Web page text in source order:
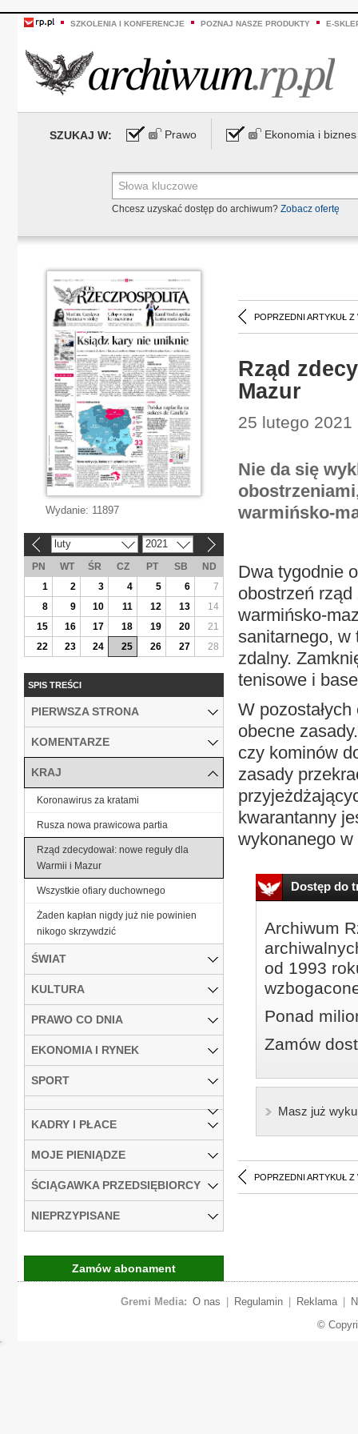
SZKOLENIA I KONFERENCJE POZNAJ NASZE PRODUKTY E-
SZUKAJ W: Prawo Ekonomia i biznes
Chcesz uzyskać dostęp do archiwum? Zobacz ofertę
POPRZEDNI ARTYKUŁ Z
Rząd
Mazur
25 lutego 2021
Nie da się
warmińsko-
Dwa tygodnie
obostrzeń
warmińsko-
sanitarnego, w
zdalny.
tenisowe i
W
obecne
czy kominów
zasady
kwarantanny
wykonanego w
Dostęp do
Archiwum
od 1993
Ponad
Zamów
Masz już
POPRZEDNI ARTYKUŁ Z
Wydanie: 11897
luty 2021
PN WT ŚR CZ PT SB
ND
1
2 3 4 5 6
7
8
9 10 11 12 13
14
15
16 17 18 19 20
21
22
23 24 25 26 27 28
SPIS TREŚCI
PIERWSZA STRONA
KOMENTARZE
KRAJ
Koronawirus za kratami
Rusza nowa prawicowa partia
Rząd zdecydował: nowe reguły dla
Warmii i Mazur
Wszystkie ofiary duchownego
Żaden kapłan nigdy już nie powinien
nikogo skrzywdzić
ŚWIAT
KULTURA
PRAWO CO DNIA
EKONOMIA I RYNEK
SPORT
KADRY I PŁACE
MOJE PIENIĄDZE
ŚCIĄGAWKA PRZEDSIĘBIORCY
NIEPRZYPISANE
Zamów abonament
Gremi Media: O nas Regulamin Reklama
©